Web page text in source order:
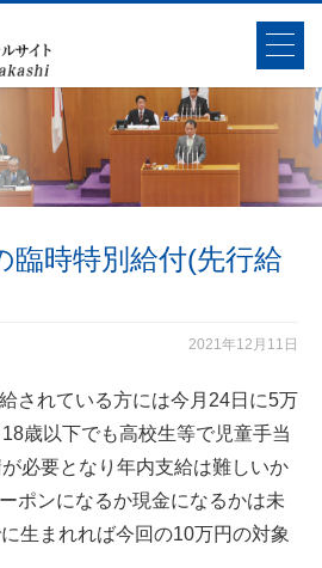
臨時特別給付(先行給
2021年12月11日
されている方には今月24日に5万
歳以下でも高校生等で児童手当
必要となり年内支給は難しいか
ポンになるか現金になるかは未
生まれれば今回の10万円の対象